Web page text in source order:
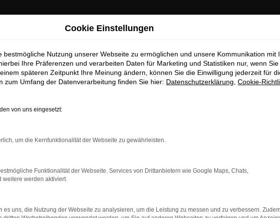
bestimmter Seiten verhindern. Funktioniert die Seite in einem anderen
auf dem neuesten Stand sind.
Cookie Einstellungen
bestmögliche Nutzung unserer Webseite zu ermöglichen und unsere Kommunikation mit
Ihre Präferenzen und verarbeiten Daten für Marketing und Statistiken nur, wenn
späteren Zeitpunkt Ihre Meinung ändern, können Sie die Einwilligung jederzeit für
zum Umfang der Datenverarbeitung finden Sie hier: Datenschutzerklärung Cookie-
von uns eingesetzt:
um die Kernfunktionalität der Webseite zu gewährleisten.
Funktionalität der Webseite. Services von Drittanbietern wie Google Maps, Chats,
weitere werden aktiviert.
es uns, die Nutzung der Webseite zu analysieren, um die Leistung zu messen und zu verbessern.